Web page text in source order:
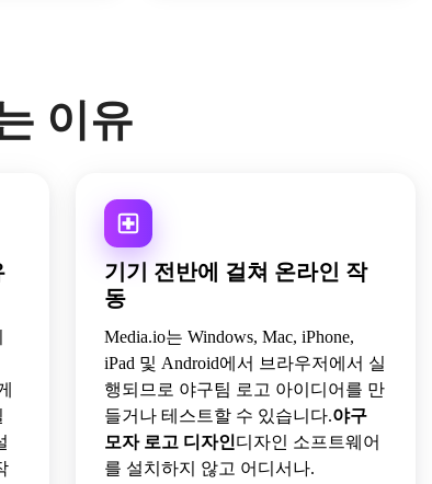
이유
기기 전반에 걸쳐 온라인 작
동
Media.io는 Windows, Mac, iPhone,
iPad 및 Android에서 브라우저에서 실
행되므로 야구팀 로고 아이디어를 만
들거나 테스트할 수 있습니다.야구
모자 로고 디자인디자인 소프트웨어
를 설치하지 않고 어디서나.